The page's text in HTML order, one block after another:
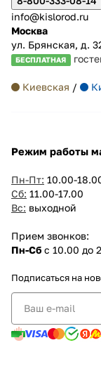
info@kislorod.ru
Москва
ул. Брянская, д.
БЕСПЛАТНАЯ
Киевская /
Режим работы
Пн-Пт: 10.00-
Сб: 11.00-17.00
Вс: выходной
Прием звонков:
Пн-Сб с 10.00 до
Подписаться на